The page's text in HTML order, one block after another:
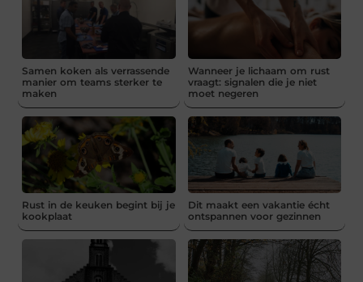
Samen koken als verrassende
manier om teams sterker te
maken
Wanneer je lichaam om rust
vraagt: signalen die je niet
moet negeren
Rust in de keuken begint bij je
kookplaat
Dit maakt een vakantie écht
ontspannen voor gezinnen